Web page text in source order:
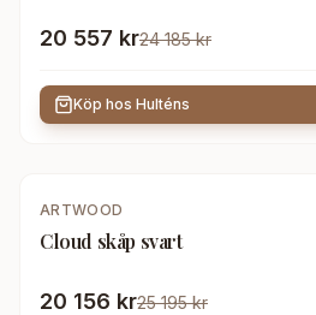
20 557 kr24 185 kr
Köp hos Hulténs
-20%
ARTWOOD
Cloud skåp svart
20 156 kr25 195 kr